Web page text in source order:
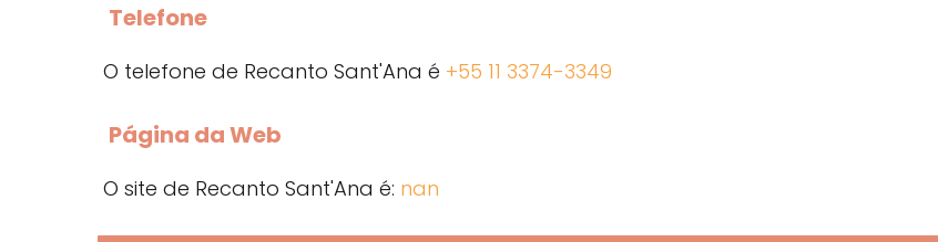
Telefone
O telefone de Recanto Sant'Ana é +55 11 3374-3349
Página da Web
O site de Recanto Sant'Ana é: nan